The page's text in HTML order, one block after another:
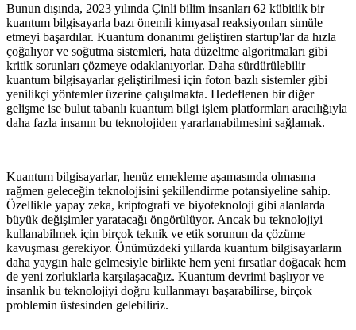
Bunun dışında, 2023 yılında Çinli bilim insanları 62 kübitlik bir
kuantum bilgisayarla bazı önemli kimyasal reaksiyonları simüle
etmeyi başardılar. Kuantum donanımı geliştiren startup'lar da hızla
çoğalıyor ve soğutma sistemleri, hata düzeltme algoritmaları gibi
kritik sorunları çözmeye odaklanıyorlar. Daha sürdürülebilir
kuantum bilgisayarlar geliştirilmesi için foton bazlı sistemler gibi
yenilikçi yöntemler üzerine çalışılmakta. Hedeflenen bir diğer
gelişme ise bulut tabanlı kuantum bilgi işlem platformları aracılığıyla
daha fazla insanın bu teknolojiden yararlanabilmesini sağlamak.
Kuantum bilgisayarlar, henüz emekleme aşamasında olmasına
rağmen geleceğin teknolojisini şekillendirme potansiyeline sahip.
Özellikle yapay zeka, kriptografi ve biyoteknoloji gibi alanlarda
büyük değişimler yaratacağı öngörülüyor. Ancak bu teknolojiyi
kullanabilmek için birçok teknik ve etik sorunun da çözüme
kavuşması gerekiyor. Önümüzdeki yıllarda kuantum bilgisayarların
daha yaygın hale gelmesiyle birlikte hem yeni fırsatlar doğacak hem
de yeni zorluklarla karşılaşacağız. Kuantum devrimi başlıyor ve
insanlık bu teknolojiyi doğru kullanmayı başarabilirse, birçok
problemin üstesinden gelebiliriz.